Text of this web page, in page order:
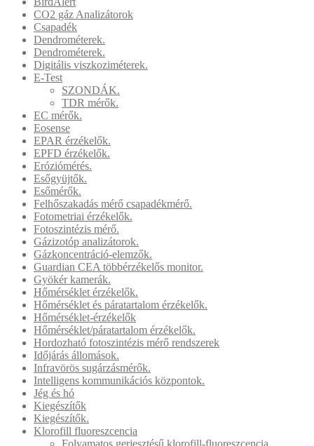
CO2 gáz Analizátorok
Csapadék
Dendrométerek.
Dendrométerek.
Digitális viszkoziméterek.
E-Test
SZONDÁK.
TDR mérők.
EC mérők.
Eosense
EPAR érzékelők.
EPFD érzékelők.
Eróziómérés.
Esőgyüjtők.
Esőmérők.
Felhőszakadás mérő csapadékmérő.
Fotometriai érzékelők.
Fotoszintézis mérő.
Gázizotóp analizátorok.
Gázkoncentráció-elemzők.
Guardian CEA többérzékelős monitor.
Gyökér kamerák.
Hőmérséklet érzékelők.
Hőmérséklet és páratartalom érzékelők.
Hőmérséklet-érzékelők
Hőmérséklet/páratartalom érzékelők.
Hordozható fotoszintézis mérő rendszerek
Időjárás állomások.
Infravörös sugárzásmérők.
Intelligens kommunikációs központok.
Jég és hó
Kiegészítők
Kiegészítők.
Klorofill fluoreszcencia
Folyamatos gerjesztésű klorofill-fluoreszcencia